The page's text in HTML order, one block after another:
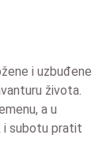
i uzbuđene
života.
a u
i subotu pratit